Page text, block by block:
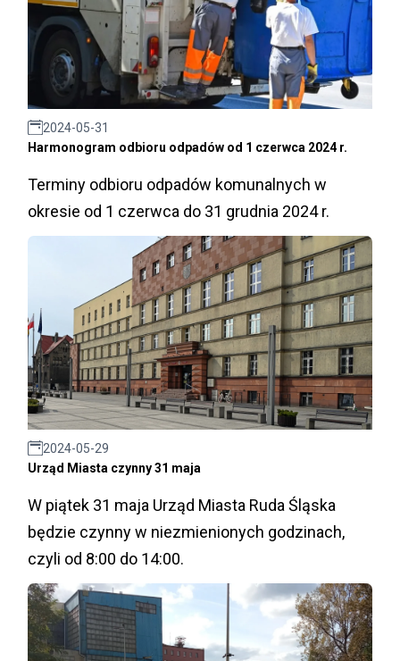
2024-05-31
Harmonogram odbioru odpadów od 1 czerwca 2024 r.
Terminy odbioru odpadów komunalnych w
okresie od 1 czerwca do 31 grudnia 2024 r.
2024-05-29
Urząd Miasta czynny 31 maja
W piątek 31 maja Urząd Miasta Ruda Śląska
będzie czynny w niezmienionych godzinach,
czyli od 8:00 do 14:00.